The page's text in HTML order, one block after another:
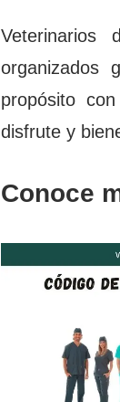
Veterinarios
organizados
propósito
disfrute y
Conoce